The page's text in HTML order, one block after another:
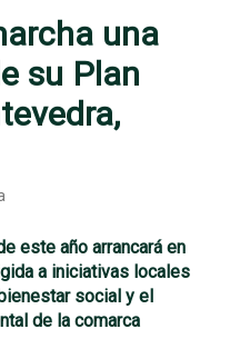
una
su Plan
este año arrancará en
a iniciativas locales
social y el
de la comarca